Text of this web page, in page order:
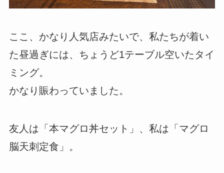
ここ、かなり人気店みたいで、私たちが着い
た昼過ぎには、ちょうど1テーブル空いたタイ
ミング。
かなり賑わっていました。
友人は「本マグロ丼セット」、私は「マグロ
脳天刺定食」。